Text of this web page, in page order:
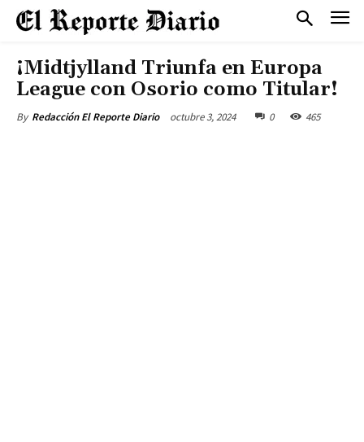
¡Midtjylland Triunfa en Europa
League con Osorio como Titular!
By Redacción El Reporte Diario octubre 3, 2024 0 465